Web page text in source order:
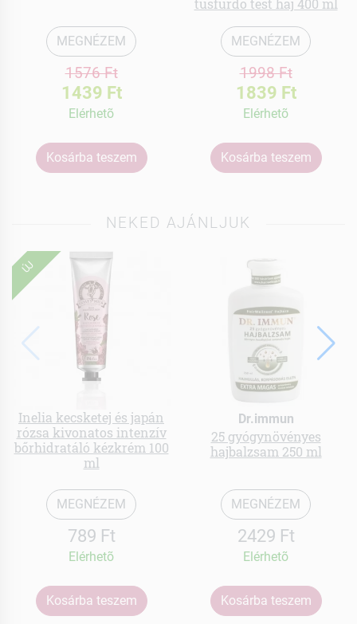
MEGNÉZEM
1576 Ft
1439 Ft
Elérhetõ
Kosárba teszem
tusfürdő test haj 400 ml
MEGNÉZEM
1998 Ft
1839 Ft
Elérhetõ
Kosárba teszem
NEKED AJÁNLJUK
ÚJ
Inelia kecsketej és japán
rózsa kivonatos intenzív
bőrhidratáló kézkrém 100
ml
MEGNÉZEM
789 Ft
Elérhetõ
Kosárba teszem
Dr.immun
25 gyógynövényes
hajbalzsam 250 ml
MEGNÉZEM
2429 Ft
Elérhetõ
Kosárba teszem